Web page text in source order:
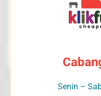
Senin –